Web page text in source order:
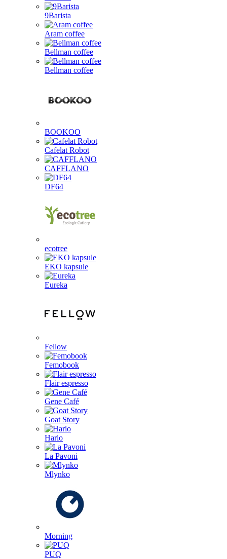
9Barista
Aram coffee
Bellman coffee
Bellman coffee
BOOKOO
Cafelat Robot
CAFFLANO
DF64
ecotree
EKO kapsule
Eureka
Fellow
Femobook
Flair espresso
Gene Café
Goat Story
Hario
La Pavoni
Mlynko
Morning
PUQ